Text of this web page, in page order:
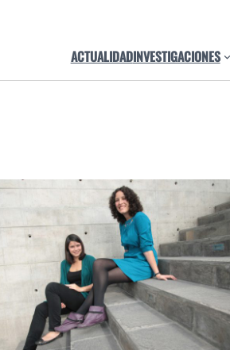
ACTUALIDADINVESTIGACIONES